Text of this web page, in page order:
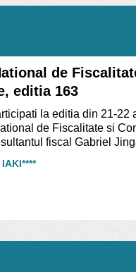
de
editia 163
la editia din 21-22
de Fiscalitate si
fiscal Gabriel